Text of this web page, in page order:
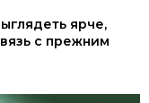
ярче,
с прежним